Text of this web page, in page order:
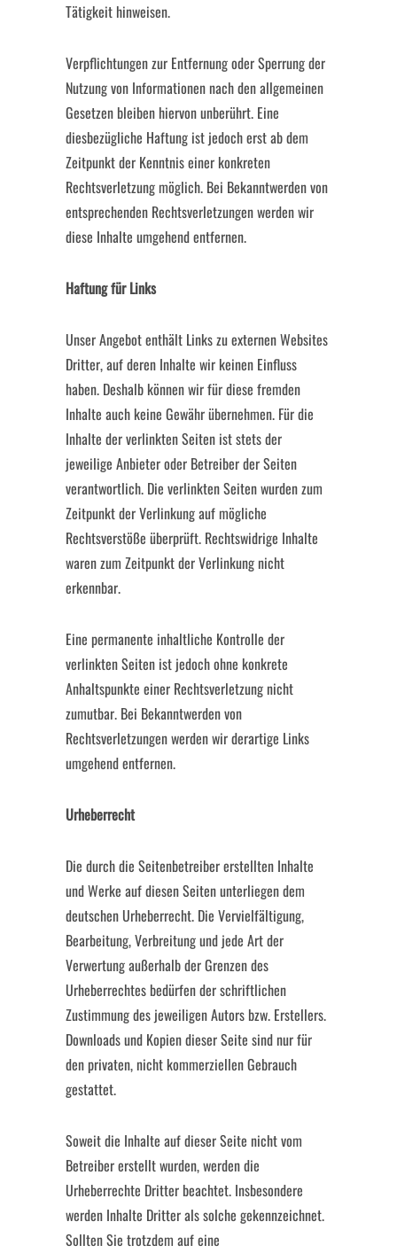
Tätigkeit hinweisen.
Verpflichtungen zur Entfernung oder Sperrung der
Nutzung von Informationen nach den allgemeinen
Gesetzen bleiben hiervon unberührt. Eine
diesbezügliche Haftung ist jedoch erst ab dem
Zeitpunkt der Kenntnis einer konkreten
Rechtsverletzung möglich. Bei Bekanntwerden von
entsprechenden Rechtsverletzungen werden wir
diese Inhalte umgehend entfernen.
Haftung für Links
Unser Angebot enthält Links zu externen Websites
Dritter, auf deren Inhalte wir keinen Einfluss
haben. Deshalb können wir für diese fremden
Inhalte auch keine Gewähr übernehmen. Für die
Inhalte der verlinkten Seiten ist stets der
jeweilige Anbieter oder Betreiber der Seiten
verantwortlich. Die verlinkten Seiten wurden zum
Zeitpunkt der Verlinkung auf mögliche
Rechtsverstöße überprüft. Rechtswidrige Inhalte
waren zum Zeitpunkt der Verlinkung nicht
erkennbar.
Eine permanente inhaltliche Kontrolle der
verlinkten Seiten ist jedoch ohne konkrete
Anhaltspunkte einer Rechtsverletzung nicht
zumutbar. Bei Bekanntwerden von
Rechtsverletzungen werden wir derartige Links
umgehend entfernen.
Urheberrecht
Die durch die Seitenbetreiber erstellten Inhalte
und Werke auf diesen Seiten unterliegen dem
deutschen Urheberrecht. Die Vervielfältigung,
Bearbeitung, Verbreitung und jede Art der
Verwertung außerhalb der Grenzen des
Urheberrechtes bedürfen der schriftlichen
Zustimmung des jeweiligen Autors bzw. Erstellers.
Downloads und Kopien dieser Seite sind nur für
den privaten, nicht kommerziellen Gebrauch
gestattet.
Soweit die Inhalte auf dieser Seite nicht vom
Betreiber erstellt wurden, werden die
Urheberrechte Dritter beachtet. Insbesondere
werden Inhalte Dritter als solche gekennzeichnet.
Sollten Sie trotzdem auf eine